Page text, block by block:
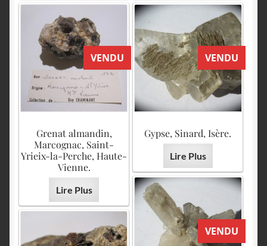
VENDU
Grenat almandin,
Marcognac, Saint-
Yrieix-la-Perche, Haute-
Vienne.
Lire Plus
VENDU
Gypse, Sinard, Isère.
Lire Plus
VENDU